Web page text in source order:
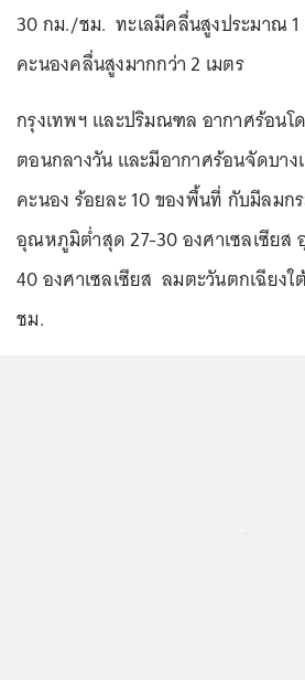
30 กม./ชม. ทะเลมีคลื่นสูงประมาณ
คะนองคลื่นสูงมากกว่า 2 เมตร
กรุงเทพฯ และปริมณฑล อากาศร้อนโ
ตอนกลางวัน และมีอากาศร้อนจัดบา
คะนอง ร้อยละ 10 ของพื้นที่ กับมีลมก
อุณหภูมิต่ำสุด 27-30 องศาเซลเซีย
40 องศาเซลเซียส ลมตะวันตกเฉียงใ
ชม.